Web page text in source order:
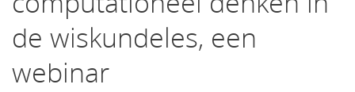
de wiskundeles, een
webinar